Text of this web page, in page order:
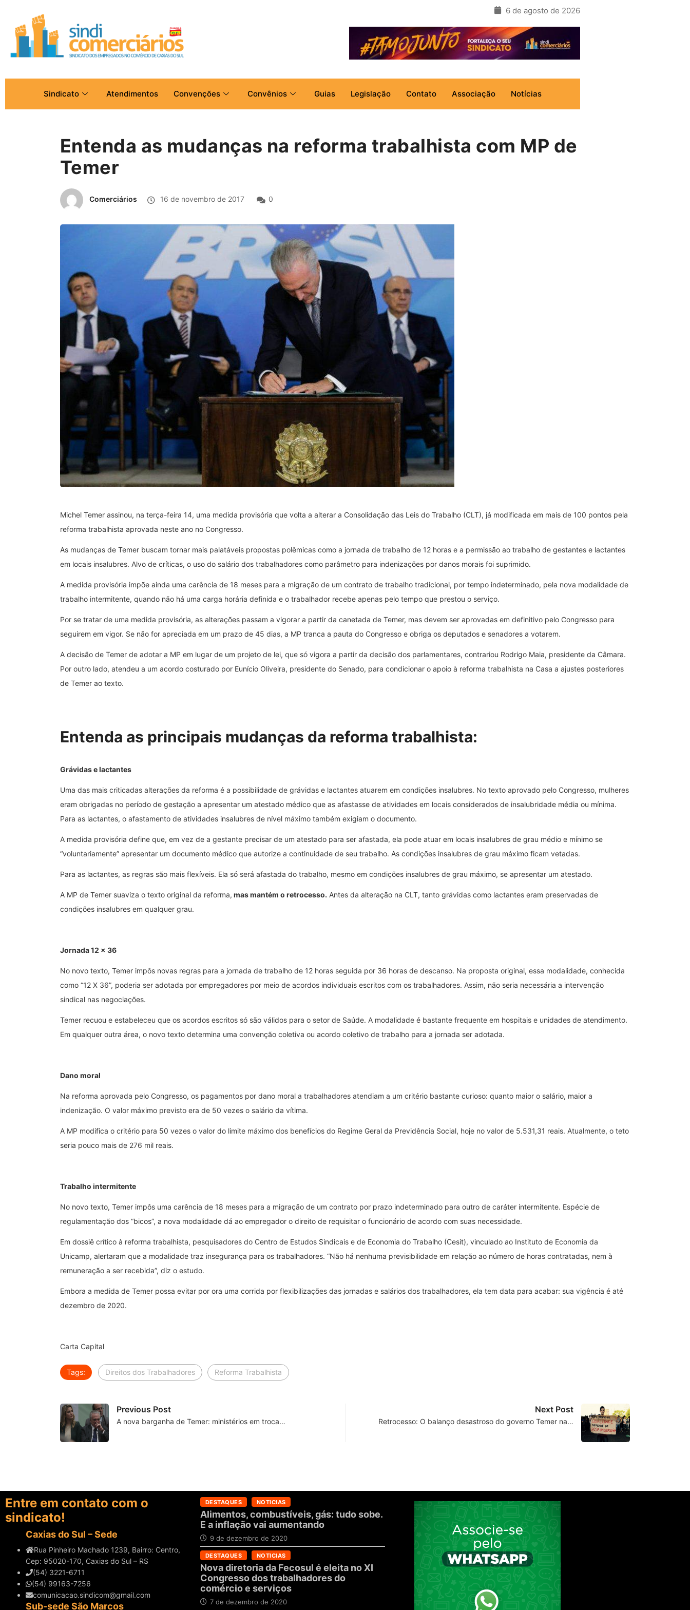
6 de agosto de 2026
Sindicato Atendimentos Convenções Convênios Guias Legislação Contato Associação Notícias
Entenda as mudanças na reforma trabalhista com MP de
Temer
Comerciários 16 de novembro de 2017 0
Michel Temer assinou, na terça-feira 14, uma medida provisória que volta a alterar a Consolidação das Leis do Trabalho (CLT), já modificada em mais de 100 pontos pela
reforma trabalhista aprovada neste ano no Congresso.
As mudanças de Temer buscam tornar mais palatáveis propostas polêmicas como a jornada de trabalho de 12 horas e a permissão ao trabalho de gestantes e lactantes
em locais insalubres. Alvo de críticas, o uso do salário dos trabalhadores como parâmetro para indenizações por danos morais foi suprimido.
A medida provisória impõe ainda uma carência de 18 meses para a migração de um contrato de trabalho tradicional, por tempo indeterminado, pela nova modalidade de
trabalho intermitente, quando não há uma carga horária definida e o trabalhador recebe apenas pelo tempo que prestou o serviço.
Por se tratar de uma medida provisória, as alterações passam a vigorar a partir da canetada de Temer, mas devem ser aprovadas em definitivo pelo Congresso para
seguirem em vigor. Se não for apreciada em um prazo de 45 dias, a MP tranca a pauta do Congresso e obriga os deputados e senadores a votarem.
A decisão de Temer de adotar a MP em lugar de um projeto de lei, que só vigora a partir da decisão dos parlamentares, contrariou Rodrigo Maia, presidente da Câmara.
Por outro lado, atendeu a um acordo costurado por Eunício Oliveira, presidente do Senado, para condicionar o apoio à reforma trabalhista na Casa a ajustes posteriores
de Temer ao texto.
Entenda as principais mudanças da reforma trabalhista:
Grávidas e lactantes
Uma das mais criticadas alterações da reforma é a possibilidade de grávidas e lactantes atuarem em condições insalubres. No texto aprovado pelo Congresso, mulheres
eram obrigadas no período de gestação a apresentar um atestado médico que as afastasse de atividades em locais considerados de insalubridade média ou mínima.
Para as lactantes, o afastamento de atividades insalubres de nível máximo também exigiam o documento.
A medida provisória define que, em vez de a gestante precisar de um atestado para ser afastada, ela pode atuar em locais insalubres de grau médio e mínimo se
“voluntariamente” apresentar um documento médico que autorize a continuidade de seu trabalho. As condições insalubres de grau máximo ficam vetadas.
Para as lactantes, as regras são mais flexíveis. Ela só será afastada do trabalho, mesmo em condições insalubres de grau máximo, se apresentar um atestado.
A MP de Temer suaviza o texto original da reforma, mas mantém o retrocesso. Antes da alteração na CLT, tanto grávidas como lactantes eram preservadas de
condições insalubres em qualquer grau.
Jornada 12 x 36
No novo texto, Temer impôs novas regras para a jornada de trabalho de 12 horas seguida por 36 horas de descanso. Na proposta original, essa modalidade, conhecida
como “12 X 36”, poderia ser adotada por empregadores por meio de acordos individuais escritos com os trabalhadores. Assim, não seria necessária a intervenção
sindical nas negociações.
Temer recuou e estabeleceu que os acordos escritos só são válidos para o setor de Saúde. A modalidade é bastante frequente em hospitais e unidades de atendimento.
Em qualquer outra área, o novo texto determina uma convenção coletiva ou acordo coletivo de trabalho para a jornada ser adotada.
Dano moral
Na reforma aprovada pelo Congresso, os pagamentos por dano moral a trabalhadores atendiam a um critério bastante curioso: quanto maior o salário, maior a
indenização. O valor máximo previsto era de 50 vezes o salário da vítima.
A MP modifica o critério para 50 vezes o valor do limite máximo dos benefícios do Regime Geral da Previdência Social, hoje no valor de 5.531,31 reais. Atualmente, o teto
seria pouco mais de 276 mil reais.
Trabalho intermitente
No novo texto, Temer impôs uma carência de 18 meses para a migração de um contrato por prazo indeterminado para outro de caráter intermitente. Espécie de
regulamentação dos “bicos”, a nova modalidade dá ao empregador o direito de requisitar o funcionário de acordo com suas necessidade.
Em dossiê crítico à reforma trabalhista, pesquisadores do Centro de Estudos Sindicais e de Economia do Trabalho (Cesit), vinculado ao Instituto de Economia da
Unicamp, alertaram que a modalidade traz insegurança para os trabalhadores. “Não há nenhuma previsibilidade em relação ao número de horas contratadas, nem à
remuneração a ser recebida”, diz o estudo.
Embora a medida de Temer possa evitar por ora uma corrida por flexibilizações das jornadas e salários dos trabalhadores, ela tem data para acabar: sua vigência é até
dezembro de 2020.
Carta Capital
Tags: Direitos dos Trabalhadores Reforma Trabalhista
Previous Post
A nova barganha de Temer: ministérios em troca…
Next Post
Retrocesso: O balanço desastroso do governo Temer na…
Entre em contato com o
sindicato!
Caxias do Sul – Sede
Rua Pinheiro Machado 1239, Bairro: Centro,
Cep: 95020-170, Caxias do Sul – RS
(54) 3221-6711
(54) 99163-7256
comunicacao.sindicom@gmail.com
Sub-sede São Marcos
DESTAQUES NOTICIAS
Alimentos, combustíveis, gás: tudo sobe.
E a inflação vai aumentando
9 de dezembro de 2020
DESTAQUES NOTICIAS
Nova diretoria da Fecosul é eleita no XI
Congresso dos trabalhadores do
comércio e serviços
7 de dezembro de 2020